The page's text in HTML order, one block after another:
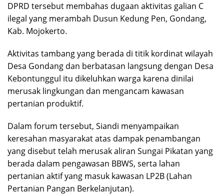
DPRD tersebut membahas dugaan aktivitas galian C
ilegal yang merambah Dusun Kedung Pen, Gondang,
Kab. Mojokerto.
Aktivitas tambang yang berada di titik kordinat wilayah
Desa Gondang dan berbatasan langsung dengan Desa
Kebontunggul itu dikeluhkan warga karena dinilai
merusak lingkungan dan mengancam kawasan
pertanian produktif.
Dalam forum tersebut, Siandi menyampaikan
keresahan masyarakat atas dampak penambangan
yang disebut telah merusak aliran Sungai Pikatan yang
berada dalam pengawasan BBWS, serta lahan
pertanian aktif yang masuk kawasan LP2B (Lahan
Pertanian Pangan Berkelanjutan).